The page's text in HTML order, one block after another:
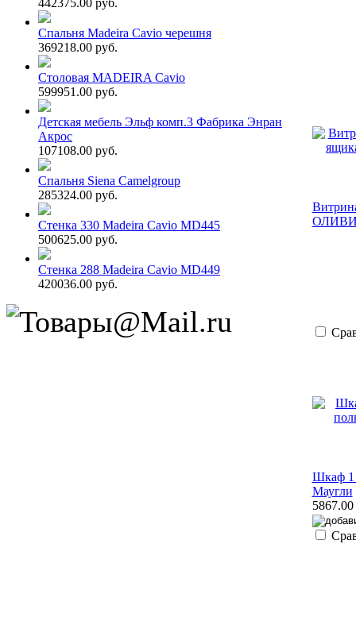
Спальня Madeira Cavio черешня
369218.00 руб.
Столовая MADEIRA Cavio
599951.00 руб.
Детская мебель Эльф комп.3 Фабрика Энран
Акрос
107108.00 руб.
Спальня Siena Camelgroup
285324.00 руб.
Стенка 330 Madeira Cavio MD445
500625.00 руб.
Стенка 288 Madeira Cavio MD449
420036.00 руб.
Шкаф 1
Маугли